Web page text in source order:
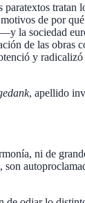
tratan
de por
la sociedad
de las obras
y
, apellido
ni de